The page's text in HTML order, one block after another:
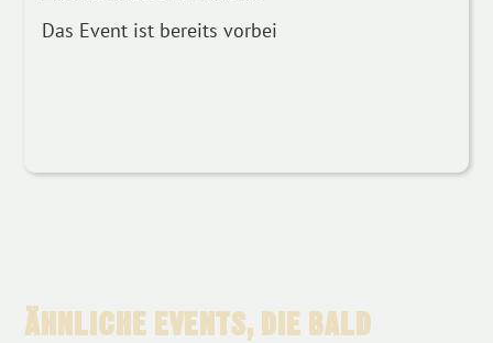
Das Event ist bereits vorbei
ÄHNLICHE EVENTS, DIE BALD